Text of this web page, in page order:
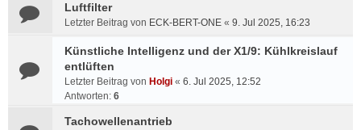
Luftfilter
Letzter Beitrag von ECK-BERT-ONE « 9. Jul 2025, 16:23
Künstliche Intelligenz und der X1/9: Kühlkreislauf
entlüften
Letzter Beitrag von Holgi « 6. Jul 2025, 12:52
Antworten: 6
Tachowellenantrieb